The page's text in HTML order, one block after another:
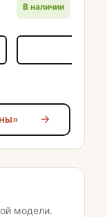
В наличии
модели.